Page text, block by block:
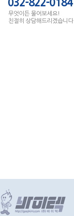
032-822-0184
무엇이든 물어보세요!
친절히 상담해드리겠습니다.